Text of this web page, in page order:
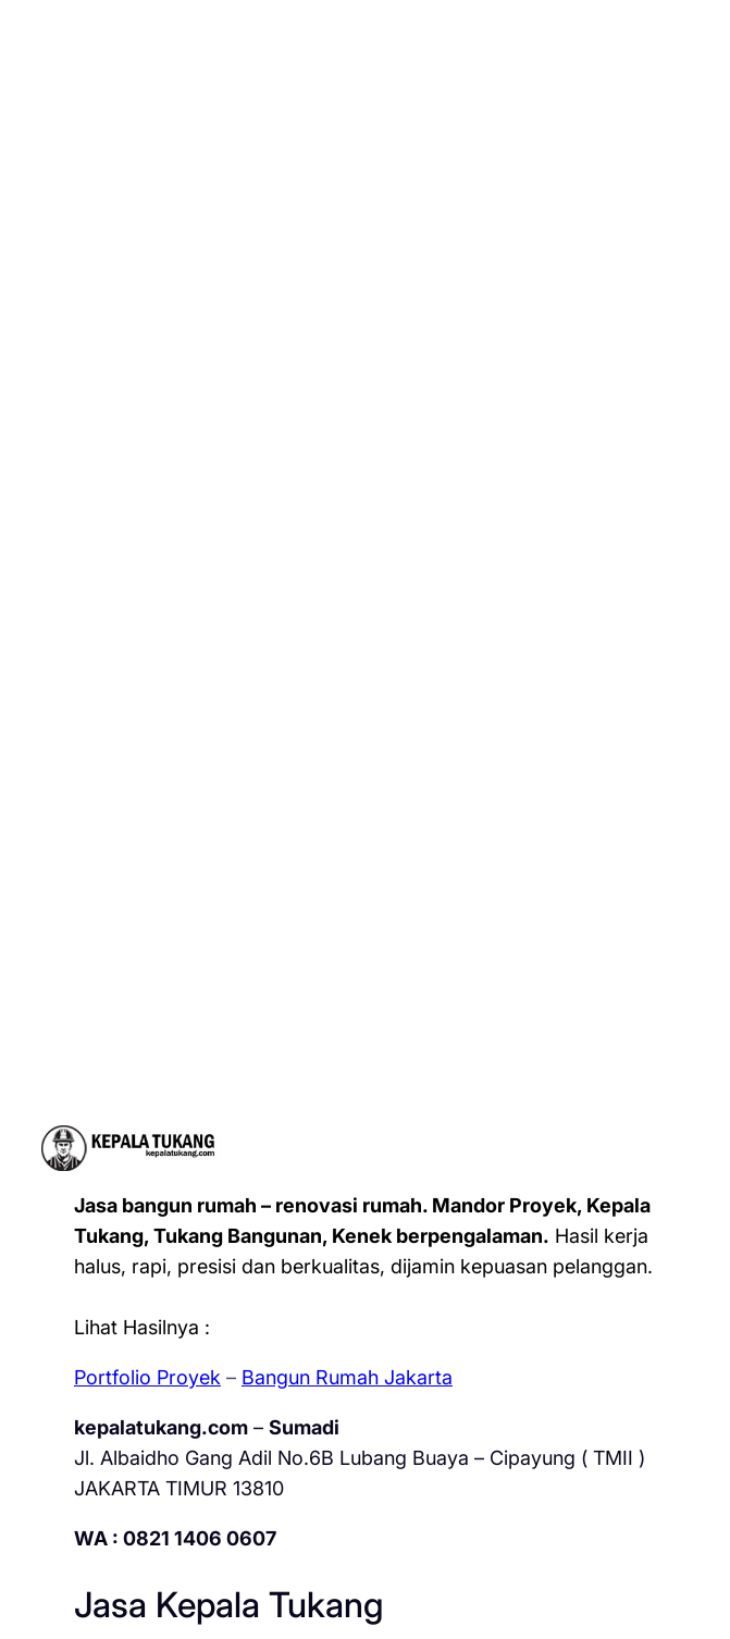
Jasa bangun rumah – renovasi rumah. Mandor Proyek, Kepala
Tukang, Tukang Bangunan, Kenek berpengalaman. Hasil kerja
halus, rapi, presisi dan berkualitas, dijamin kepuasan pelanggan.
Lihat Hasilnya :
Portfolio Proyek – Bangun Rumah Jakarta
kepalatukang.com– Sumadi
Jl. Albaidho Gang Adil No.6B Lubang Buaya – Cipayung ( TMII )
JAKARTA TIMUR 13810
WA : 0821 1406 0607
Jasa Kepala Tukang